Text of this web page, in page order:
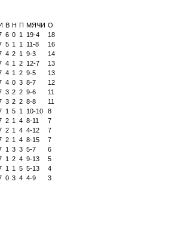
В Н П МЯЧИ О
6 0 1 19-4
18
5 1 1 11-8
16
4 2 1 9-3
14
4 1 2 12-7
13
4 1 2 9-5
13
4 0 3 8-7
12
3 2 2 9-6
11
3 2 2 8-8
11
1 5 1 10-10
8
2 1 4 8-11
7
2 1 4 4-12
7
2 1 4 8-15
7
1 3 3 5-7
6
1 2 4 9-13
5
1 1 5 5-13
4
0 3 4 4-9 3